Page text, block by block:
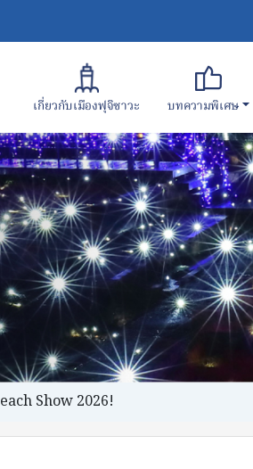
เกี่ยวกับเมืองฟุจิซาวะ บทความพิเศษ
Show 2026!